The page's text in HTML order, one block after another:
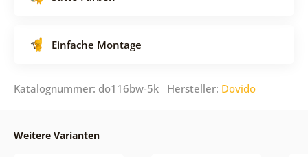
Einfache Montage
Katalognummer: do116bw-5k Hersteller: Dovido
Weitere Varianten